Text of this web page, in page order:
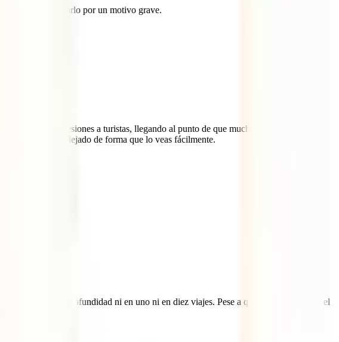
que cancelarlo por un motivo grave.
de robos o agresiones a turistas, llegando al punto de que muchas veces te puedes
que te lo hayan dejado de forma que lo veas fácilmente.
a entender en profundidad ni en uno ni en diez viajes. Pese a que existe un alto nivel